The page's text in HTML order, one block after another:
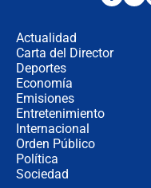
Actualidad
Carta del Director
Deportes
Economía
Emisiones
Entretenimiento
Internacional
Orden Público
Política
Sociedad